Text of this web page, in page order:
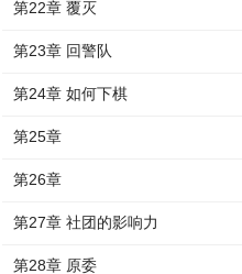
第22章 覆灭
第23章 回警队
第24章 如何下棋
第25章
第26章
第27章 社团的影响力
第28章 原委